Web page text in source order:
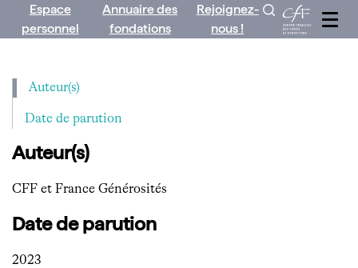
Espace
personnel
Annuaire des
fondations
Rejoignez-
nous !
Auteur(s)
Date de parution
Auteur(s)
CFF et France Générosités
Date de parution
2023